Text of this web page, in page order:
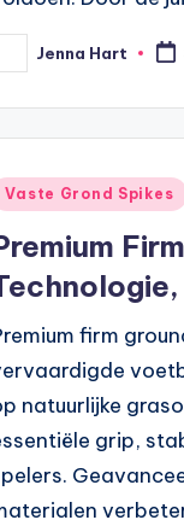
Jenna Hart
Vaste Grond Spikes
firm
natuurlijke
grip,